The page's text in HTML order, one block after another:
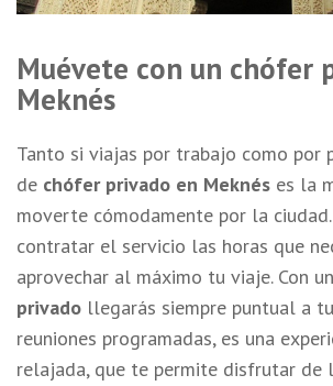
Muévete con un chófer
Meknés
Tanto si viajas por trabajo como por
de chófer privado en Meknés es la
moverte cómodamente por la ciudad.
contratar el servicio las horas que
aprovechar al máximo tu viaje. Con un
privado llegarás siempre puntual a
reuniones programadas, es una
relajada, que te permite disfrutar de